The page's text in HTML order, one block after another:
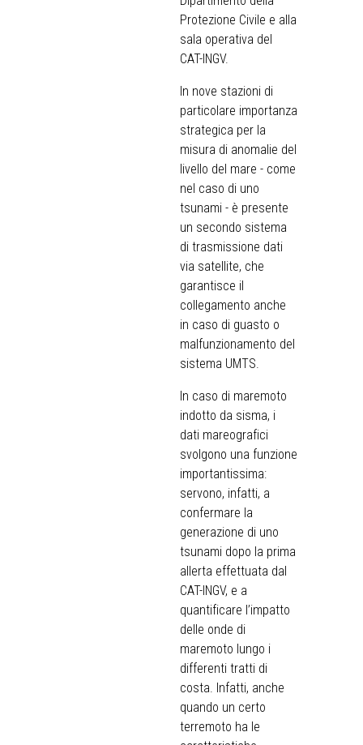
Protezione Civile e alla
sala operativa del
CAT-INGV.
In nove stazioni di
particolare importanza
strategica per la
misura di anomalie del
livello del mare - come
nel caso di uno
tsunami - è presente
un secondo sistema
di trasmissione dati
via satellite, che
garantisce il
collegamento anche
in caso di guasto o
malfunzionamento del
sistema UMTS.
In caso di maremoto
indotto da sisma, i
dati mareografici
svolgono una funzione
importantissima:
servono, infatti, a
confermare la
generazione di uno
tsunami dopo la prima
allerta effettuata dal
CAT-INGV, e a
quantificare l’impatto
delle onde di
maremoto lungo i
differenti tratti di
costa. Infatti, anche
quando un certo
terremoto ha le